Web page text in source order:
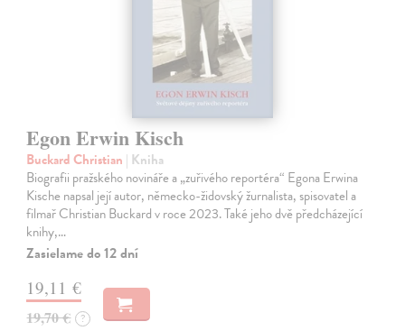
Egon Erwin Kisch
Buckard Christian | Kniha
Biografii pražského novináře a „zuřivého reportéra“ Egona Erwina
Kische napsal její autor, německo-židovský žurnalista, spisovatel a
filmař Christian Buckard v roce 2023. Také jeho dvě předcházející
knihy,…
Zasielame do 12 dní
19,11 €
19,70 € ?